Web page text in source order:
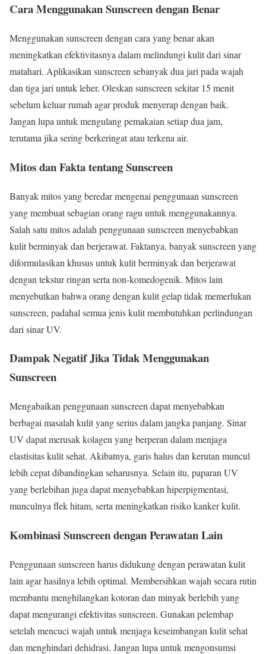
Cara Menggunakan Sunscreen dengan Benar
Menggunakan sunscreen dengan cara yang benar akan
meningkatkan efektivitasnya dalam melindungi kulit dari sinar
matahari. Aplikasikan sunscreen sebanyak dua jari pada wajah
dan tiga jari untuk leher. Oleskan sunscreen sekitar 15 menit
sebelum keluar rumah agar produk menyerap dengan baik.
Jangan lupa untuk mengulang pemakaian setiap dua jam,
terutama jika sering berkeringat atau terkena air.
Mitos dan Fakta tentang Sunscreen
Banyak mitos yang beredar mengenai penggunaan sunscreen
yang membuat sebagian orang ragu untuk menggunakannya.
Salah satu mitos adalah penggunaan sunscreen menyebabkan
kulit berminyak dan berjerawat. Faktanya, banyak sunscreen yang
diformulasikan khusus untuk kulit berminyak dan berjerawat
dengan tekstur ringan serta non-komedogenik. Mitos lain
menyebutkan bahwa orang dengan kulit gelap tidak memerlukan
sunscreen, padahal semua jenis kulit membutuhkan perlindungan
dari sinar UV.
Dampak Negatif Jika Tidak Menggunakan
Sunscreen
Mengabaikan penggunaan sunscreen dapat menyebabkan
berbagai masalah kulit yang serius dalam jangka panjang. Sinar
UV dapat merusak kolagen yang berperan dalam menjaga
elastisitas kulit sehat. Akibatnya, garis halus dan kerutan muncul
lebih cepat dibandingkan seharusnya. Selain itu, paparan UV
yang berlebihan juga dapat menyebabkan hiperpigmentasi,
munculnya flek hitam, serta meningkatkan risiko kanker kulit.
Kombinasi Sunscreen dengan Perawatan Lain
Penggunaan sunscreen harus didukung dengan perawatan kulit
lain agar hasilnya lebih optimal. Membersihkan wajah secara rutin
membantu menghilangkan kotoran dan minyak berlebih yang
dapat mengurangi efektivitas sunscreen. Gunakan pelembap
setelah mencuci wajah untuk menjaga keseimbangan kulit sehat
dan menghindari dehidrasi. Jangan lupa untuk mengonsumsi